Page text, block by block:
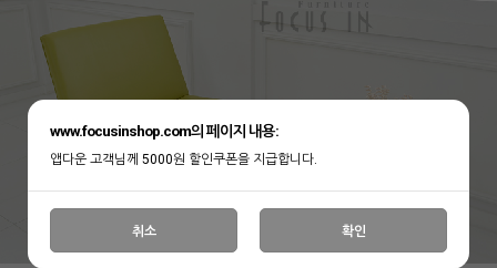
www.focusinshop.com의 페이지 내용:
앱다운 고객님께 5000원 할인쿠폰을 지급합니다.
취소 확인